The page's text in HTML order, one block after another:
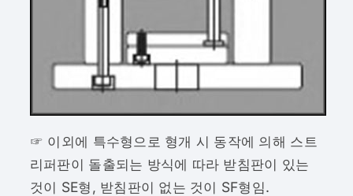
☞ 이외에 특수형으로 형개 시 동작에 의해 스트
리퍼판이 돌출되는 방식에 따라 받침판이 있는
것이 SE형, 받침판이 없는 것이 SF형임.